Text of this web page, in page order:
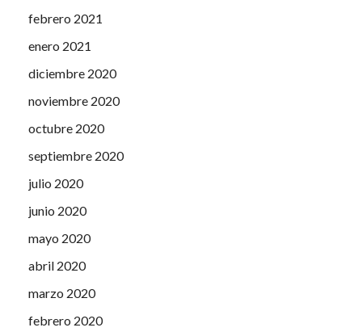
febrero 2021
enero 2021
diciembre 2020
noviembre 2020
octubre 2020
septiembre 2020
julio 2020
junio 2020
mayo 2020
abril 2020
marzo 2020
febrero 2020